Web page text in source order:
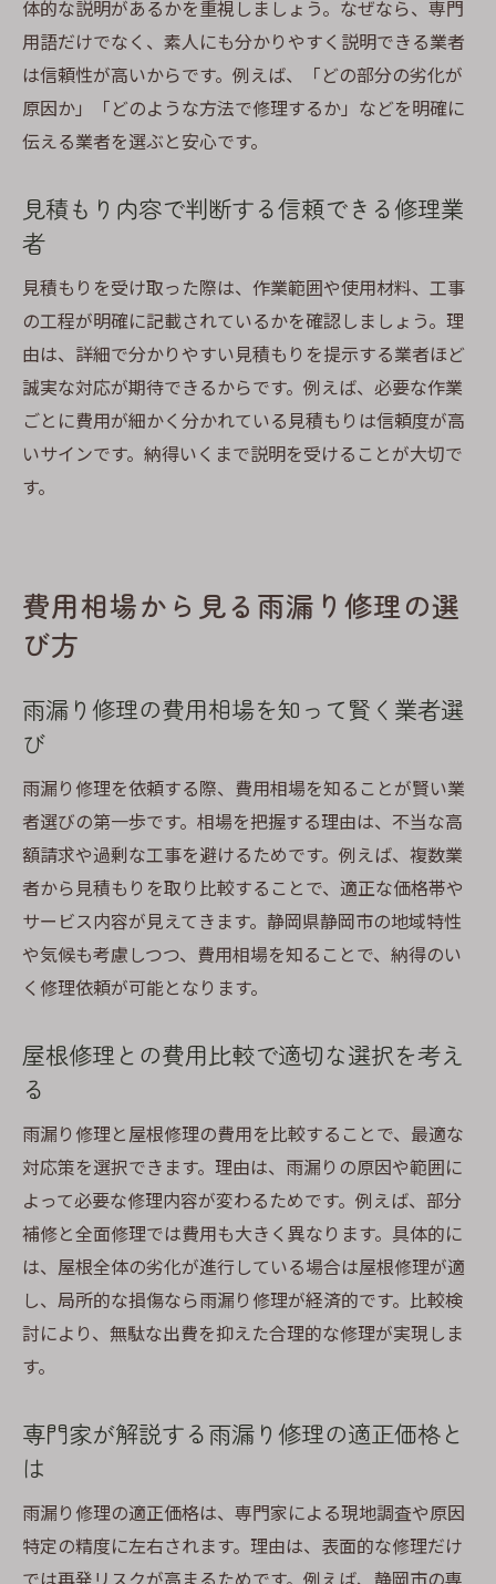
体的な説明があるかを重視しましょう。なぜなら、専門
用語だけでなく、素人にも分かりやすく説明できる業者
は信頼性が高いからです。例えば、「どの部分の劣化が
原因か」「どのような方法で修理するか」などを明確に
伝える業者を選ぶと安心です。
見積もり内容で判断する信頼できる修理業
者
見積もりを受け取った際は、作業範囲や使用材料、工事
の工程が明確に記載されているかを確認しましょう。理
由は、詳細で分かりやすい見積もりを提示する業者ほど
誠実な対応が期待できるからです。例えば、必要な作業
ごとに費用が細かく分かれている見積もりは信頼度が高
いサインです。納得いくまで説明を受けることが大切で
す。
費用相場から見る雨漏り修理の選
び方
雨漏り修理の費用相場を知って賢く業者選
び
雨漏り修理を依頼する際、費用相場を知ることが賢い業
者選びの第一歩です。相場を把握する理由は、不当な高
額請求や過剰な工事を避けるためです。例えば、複数業
者から見積もりを取り比較することで、適正な価格帯や
サービス内容が見えてきます。静岡県静岡市の地域特性
や気候も考慮しつつ、費用相場を知ることで、納得のい
く修理依頼が可能となります。
屋根修理との費用比較で適切な選択を考え
る
雨漏り修理と屋根修理の費用を比較することで、最適な
対応策を選択できます。理由は、雨漏りの原因や範囲に
よって必要な修理内容が変わるためです。例えば、部分
補修と全面修理では費用も大きく異なります。具体的に
は、屋根全体の劣化が進行している場合は屋根修理が適
し、局所的な損傷なら雨漏り修理が経済的です。比較検
討により、無駄な出費を抑えた合理的な修理が実現しま
す。
専門家が解説する雨漏り修理の適正価格と
は
雨漏り修理の適正価格は、専門家による現地調査や原因
特定の精度に左右されます。理由は、表面的な修理だけ
では再発リスクが高まるためです。例えば、静岡市の専